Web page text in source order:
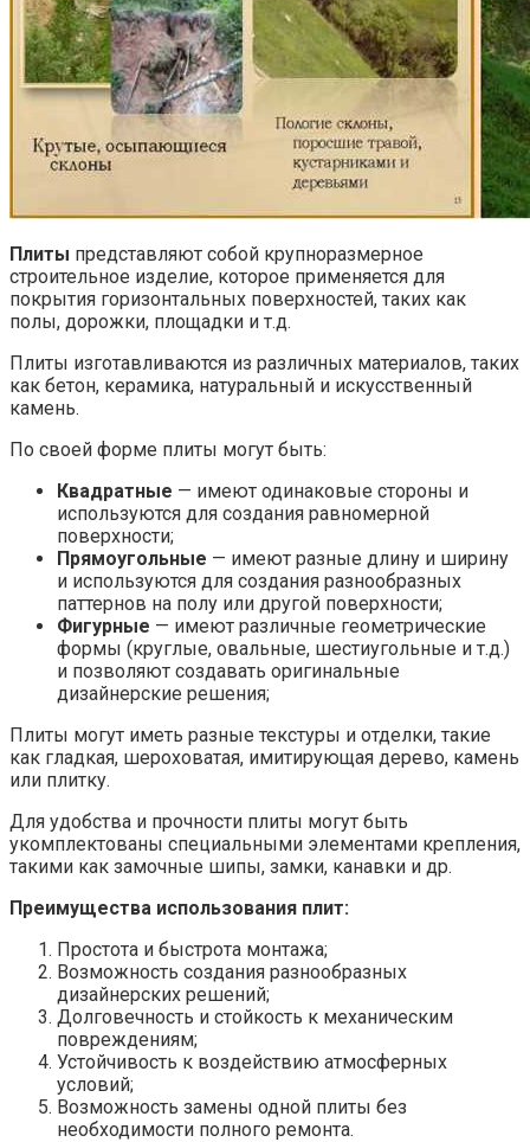
Плиты представляют собой крупноразмерное
строительное изделие, которое применяется для
покрытия горизонтальных поверхностей, таких как
полы, дорожки, площадки и т.д.
Плиты изготавливаются из различных материалов, таких
как бетон, керамика, натуральный и искусственный
камень.
По своей форме плиты могут быть:
Квадратные — имеют одинаковые стороны и
используются для создания равномерной
поверхности;
Прямоугольные — имеют разные длину и ширину
и используются для создания разнообразных
паттернов на полу или другой поверхности;
Фигурные — имеют различные геометрические
формы (круглые, овальные, шестиугольные и т.д.)
и позволяют создавать оригинальные
дизайнерские решения;
Плиты могут иметь разные текстуры и отделки, такие
как гладкая, шероховатая, имитирующая дерево, камень
или плитку.
Для удобства и прочности плиты могут быть
укомплектованы специальными элементами крепления,
такими как замочные шипы, замки, канавки и др.
Преимущества использования плит:
Простота и быстрота монтажа;
Возможность создания разнообразных
дизайнерских решений;
Долговечность и стойкость к механическим
повреждениям;
Устойчивость к воздействию атмосферных
условий;
Возможность замены одной плиты без
необходимости полного ремонта.